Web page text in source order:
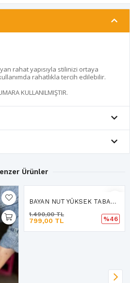
rahat yapısıyla stilinizi ortaya
rahatlıkla tercih edilebilir.
KULLANILMIŞTIR.
Ürünler